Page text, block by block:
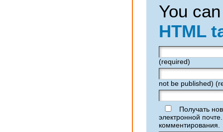
You
HTML
(required)
not be published)
Получать
электронной
комментирования.